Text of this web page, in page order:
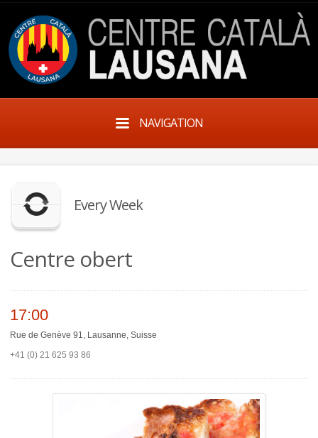
NAVIGATION
Every Week
Centre obert
17:00
Rue de Genève 91, Lausanne, Suisse
+41 (0) 21 625 93 86